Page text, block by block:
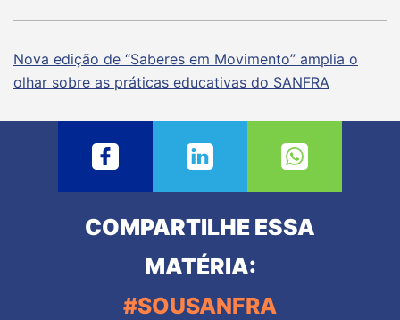
Nova edição de “Saberes em Movimento” amplia o
olhar sobre as práticas educativas do SANFRA
COMPARTILHE ESSA
MATÉRIA:
#SOUSANFRA